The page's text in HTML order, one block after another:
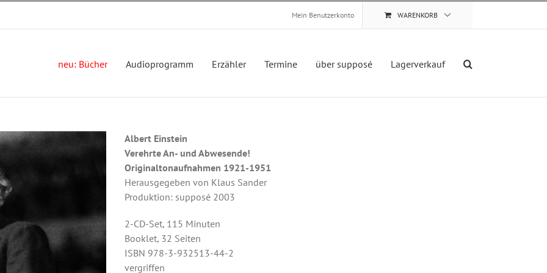
Mein Benutzerkonto WARENKORB
neu: Bücher Audioprogramm Erzähler Termine über supposé Lagerverkauf
Albert Einstein
Verehrte An- und Abwesende!
Originaltonaufnahmen 1921-1951
Herausgegeben von Klaus Sander
Produktion: supposé 2003
2-CD-Set, 115 Minuten
Booklet, 32 Seiten
ISBN 978-3-932513-44-2
vergriffen